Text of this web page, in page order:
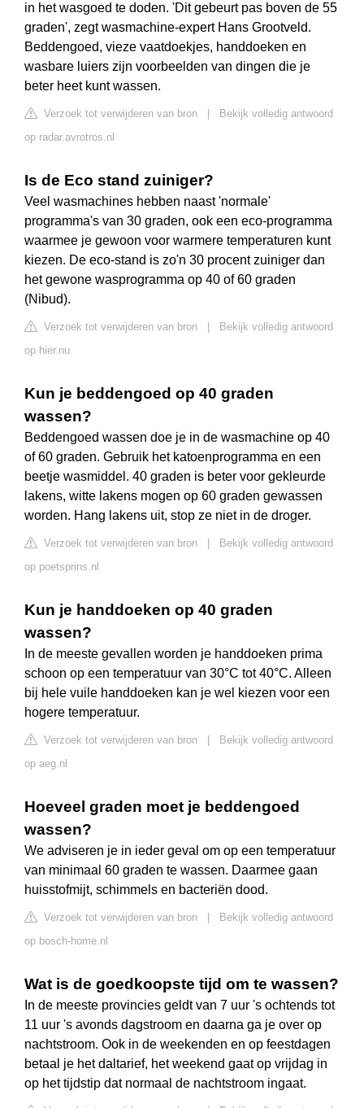
in het wasgoed te doden. 'Dit gebeurt pas boven de 55
graden', zegt wasmachine-expert Hans Grootveld.
Beddengoed, vieze vaatdoekjes, handdoeken en
wasbare luiers zijn voorbeelden van dingen die je
beter heet kunt wassen.
Verzoek tot verwijderen van bron
Bekijk volledig antwoord
op radar.avrotros.nl
Is de Eco stand zuiniger?
Veel wasmachines hebben naast 'normale'
programma's van 30 graden, ook een eco-programma
waarmee je gewoon voor warmere temperaturen kunt
kiezen. De eco-stand is zo'n 30 procent zuiniger dan
het gewone wasprogramma op 40 of 60 graden
(Nibud).
Verzoek tot verwijderen van bron
Bekijk volledig antwoord
op hier.nu
Kun je beddengoed op 40 graden
wassen?
Beddengoed wassen doe je in de wasmachine op 40
of 60 graden. Gebruik het katoenprogramma en een
beetje wasmiddel. 40 graden is beter voor gekleurde
lakens, witte lakens mogen op 60 graden gewassen
worden. Hang lakens uit, stop ze niet in de droger.
Verzoek tot verwijderen van bron
Bekijk volledig antwoord
op poetsprins.nl
Kun je handdoeken op 40 graden
wassen?
In de meeste gevallen worden je handdoeken prima
schoon op een temperatuur van 30°C tot 40°C. Alleen
bij hele vuile handdoeken kan je wel kiezen voor een
hogere temperatuur.
Verzoek tot verwijderen van bron
Bekijk volledig antwoord
op aeg.nl
Hoeveel graden moet je beddengoed
wassen?
We adviseren je in ieder geval om op een temperatuur
van minimaal 60 graden te wassen. Daarmee gaan
huisstofmijt, schimmels en bacteriën dood.
Verzoek tot verwijderen van bron
Bekijk volledig antwoord
op bosch-home.nl
Wat is de goedkoopste tijd om te wassen?
In de meeste provincies geldt van 7 uur 's ochtends tot
11 uur 's avonds dagstroom en daarna ga je over op
nachtstroom. Ook in de weekenden en op feestdagen
betaal je het daltarief, het weekend gaat op vrijdag in
op het tijdstip dat normaal de nachtstroom ingaat.